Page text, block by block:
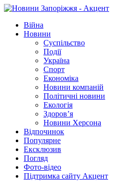
Війна
Новини
Суспільство
Події
Україна
Спорт
Економіка
Новини компаній
Політичні новини
Екологія
Здоров’я
Новини Херсона
Відпочинок
Популярне
Ексклюзив
Погляд
Фото-відео
Підтримка сайту Акцент